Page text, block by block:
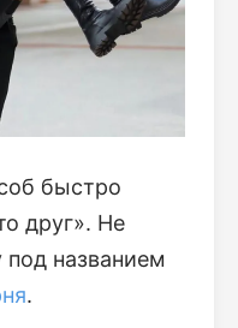
быстро
друг». Не
под названием
.